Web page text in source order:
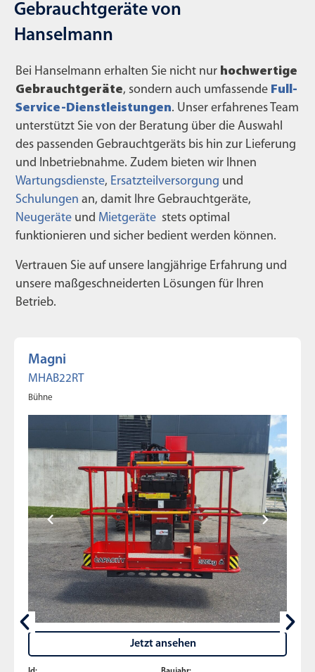
Gebrauchtgeräte von
Hanselmann
Bei Hanselmann erhalten Sie nicht nur hochwertige
Gebrauchtgeräte, sondern auch umfassende Full-
Service-Dienstleistungen. Unser erfahrenes Team
unterstützt Sie von der Beratung über die Auswahl
des passenden Gebrauchtgeräts bis hin zur Lieferung
und Inbetriebnahme. Zudem bieten wir Ihnen
Wartungsdienste, Ersatzteilversorgung und
Schulungen an, damit Ihre Gebrauchtgeräte,
Neugeräte und Mietgeräte stets optimal
funktionieren und sicher bedient werden können.
Vertrauen Sie auf unsere langjährige Erfahrung und
unsere maßgeschneiderten Lösungen für Ihren
Betrieb.
Magni
MHAB22RT
Bühne
Jetzt ansehen